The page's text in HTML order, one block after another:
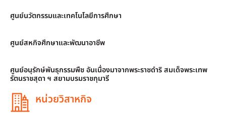
ศูนย์นวัตกรรมและเทคโนโลยีการศึกษา
ศูนย์สหกิจศึกษาและพัฒนาอาชีพ
ศูนย์อนุรักษ์พันธุกรรมพืช อันเนื่องมาจากพระราชดำริ สมเด็จพระเทพ
รัตนราชสุดา ฯ สยามบรมราชกุมารี
หน่วยวิสาหกิจ